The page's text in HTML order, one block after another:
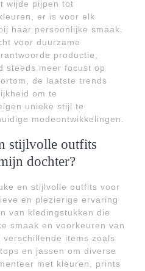
wijde pijpen tot
er is voor elk
haar persoonlijke smaak.
voor duurzame
productie,
steeds meer focust op
de laatste trends
om te
unieke stijl te
modeontwikkelingen.
stijlvolle outfits
dochter?
en stijlvolle outfits voor
en plezierige ervaring
van kledingstukken die
smaak en voorkeuren van
items zoals
en jassen om diverse
met kleuren, prints